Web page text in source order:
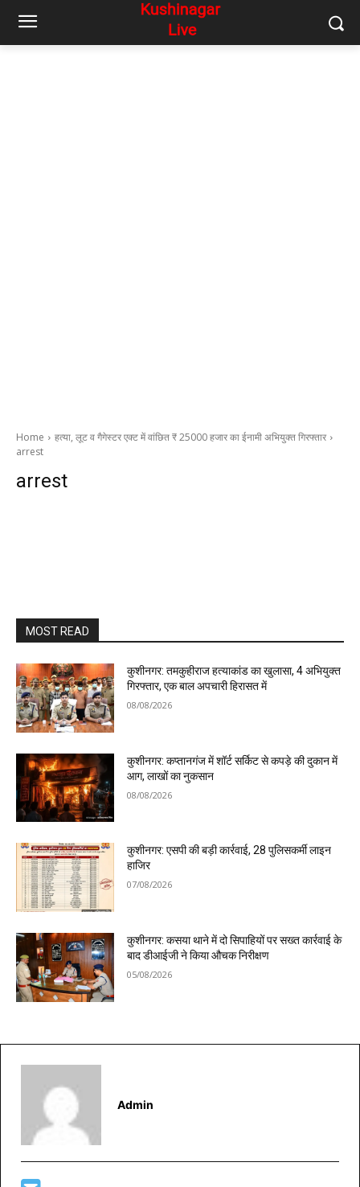
Home
हत्या, लूट व गैगेस्टर एक्ट में वांछित ₹ 25000 हजार का ईनामी अभियुक्त गिरफ्तार
arrest
arrest
MOST READ
कुशीनगर: तमकुहीराज हत्याकांड का खुलासा, 4 अभियुक्त
गिरफ्तार, एक बाल अपचारी हिरासत में
08/08/2026
कुशीनगर: कप्तानगंज में शॉर्ट सर्किट से कपड़े की दुकान में
आग, लाखों का नुकसान
08/08/2026
कुशीनगर: एसपी की बड़ी कार्रवाई, 28 पुलिसकर्मी लाइन
हाजिर
07/08/2026
कुशीनगर: कसया थाने में दो सिपाहियों पर सख्त कार्रवाई के
बाद डीआईजी ने किया औचक निरीक्षण
05/08/2026
Admin